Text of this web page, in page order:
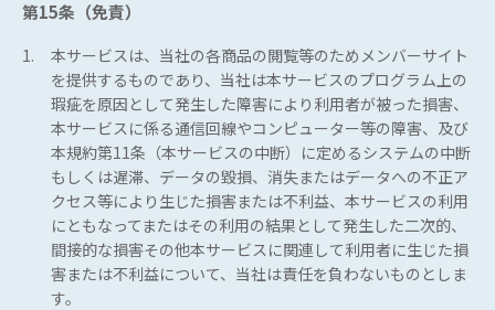
第15条（免責）
1.
本サービスは、当社の各商品の閲覧等のためメンバーサイト
を提供するものであり、当社は本サービスのプログラム上の
瑕疵を原因として発生した障害により利用者が被った損害、
本サービスに係る通信回線やコンピューター等の障害、及び
本規約第11条（本サービスの中断）に定めるシステムの中断
もしくは遅滞、データの毀損、消失またはデータへの不正ア
クセス等により生じた損害または不利益、本サービスの利用
にともなってまたはその利用の結果として発生した二次的、
間接的な損害その他本サービスに関連して利用者に生じた損
害または不利益について、当社は責任を負わないものとしま
す。